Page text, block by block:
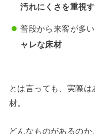
汚れにくさを重視
普段から来客が多い
ャレな床材
とは言っても、実際
材。
どんなものがあるの